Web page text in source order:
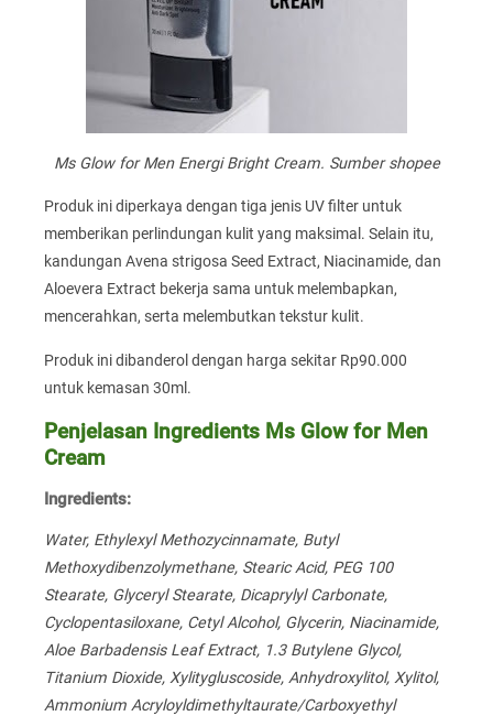
Ms Glow for Men Energi Bright Cream. Sumber shopee
Produk ini diperkaya dengan tiga jenis UV filter untuk
memberikan perlindungan kulit yang maksimal. Selain itu,
kandungan Avena strigosa Seed Extract, Niacinamide, dan
Aloevera Extract bekerja sama untuk melembapkan,
mencerahkan, serta melembutkan tekstur kulit.
Produk ini dibanderol dengan harga sekitar Rp90.000
untuk kemasan 30ml.
Penjelasan Ingredients Ms Glow for Men
Cream
Ingredients:
Water, Ethylexyl Methozycinnamate, Butyl
Methoxydibenzolymethane, Stearic Acid, PEG 100
Stearate, Glyceryl Stearate, Dicaprylyl Carbonate,
Cyclopentasiloxane, Cetyl Alcohol, Glycerin, Niacinamide,
Aloe Barbadensis Leaf Extract, 1.3 Butylene Glycol,
Titanium Dioxide, Xylitygluscoside, Anhydroxylitol, Xylitol,
Ammonium Acryloyldimethyltaurate/Carboxyethyl